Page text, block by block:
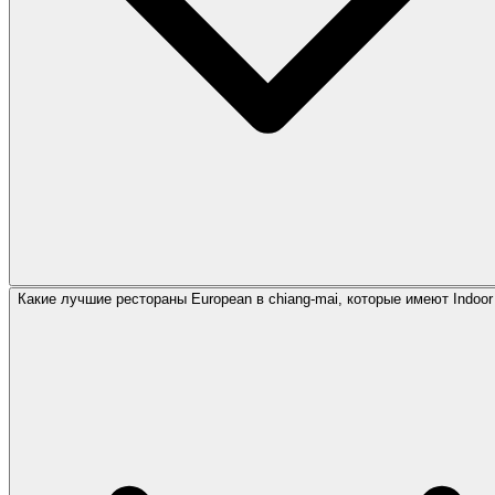
Какие лучшие рестораны European в chiang-mai, которые имеют